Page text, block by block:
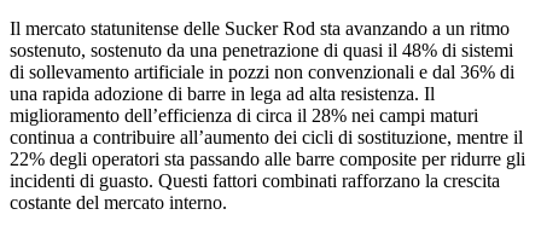
Il mercato statunitense delle Sucker Rod sta avanzando a un ritmo
sostenuto, sostenuto da una penetrazione di quasi il 48% di sistemi
di sollevamento artificiale in pozzi non convenzionali e dal 36% di
una rapida adozione di barre in lega ad alta resistenza. Il
miglioramento dell’efficienza di circa il 28% nei campi maturi
continua a contribuire all’aumento dei cicli di sostituzione, mentre il
22% degli operatori sta passando alle barre composite per ridurre gli
incidenti di guasto. Questi fattori combinati rafforzano la crescita
costante del mercato interno.